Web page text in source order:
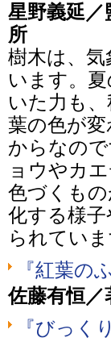
星野義延
所
樹木は、
います。
いた力も
葉の色が
からなの
ョウやカ
色づくも
化する様
られてい
『紅葉の
佐藤有恒
『びっく